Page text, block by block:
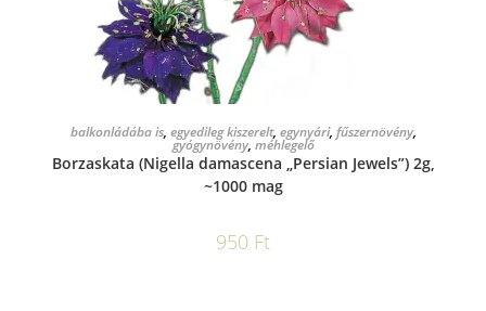
KOSÁRBA TESZEM
balkonládába is, egyedileg kiszerelt, egynyári, fűszernövény,
gyógynövény, méhlegelő
Borzaskata (Nigella damascena „Persian Jewels”) 2g,
~1000 mag
950 Ft